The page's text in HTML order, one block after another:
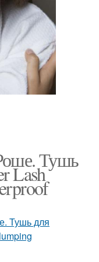
Тушь
Lash